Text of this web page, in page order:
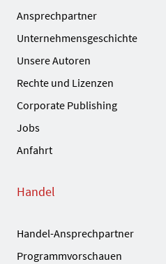
Ansprechpartner
Unternehmensgeschichte
Unsere Autoren
Rechte und Lizenzen
Corporate Publishing
Jobs
Anfahrt
Handel
Handel-Ansprechpartner
Programmvorschauen